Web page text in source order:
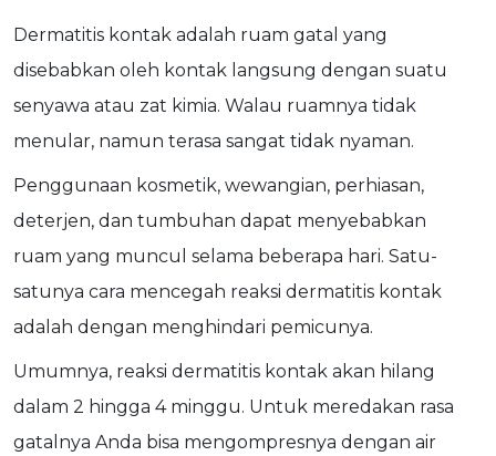
Dermatitis kontak adalah ruam gatal yang
disebabkan oleh kontak langsung dengan suatu
senyawa atau zat kimia. Walau ruamnya tidak
menular, namun terasa sangat tidak nyaman.
Penggunaan kosmetik, wewangian, perhiasan,
deterjen, dan tumbuhan dapat menyebabkan
ruam yang muncul selama beberapa hari. Satu-
satunya cara mencegah reaksi dermatitis kontak
adalah dengan menghindari pemicunya.
Umumnya, reaksi dermatitis kontak akan hilang
dalam 2 hingga 4 minggu. Untuk meredakan rasa
gatalnya Anda bisa mengompresnya dengan air